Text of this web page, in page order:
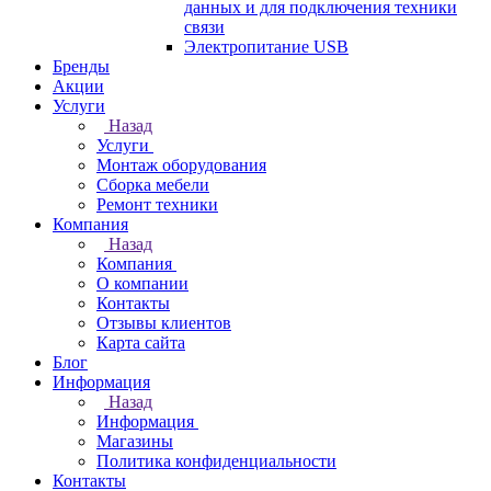
данных и для подключения техники
связи
Электропитание USB
Бренды
Акции
Услуги
Назад
Услуги
Монтаж оборудования
Сборка мебели
Ремонт техники
Компания
Назад
Компания
О компании
Контакты
Отзывы клиентов
Карта сайта
Блог
Информация
Назад
Информация
Магазины
Политика конфиденциальности
Контакты